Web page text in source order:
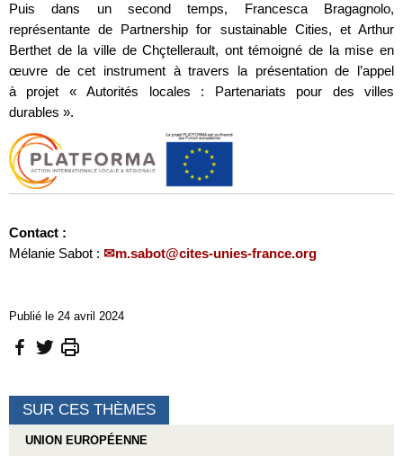
Puis dans un second temps, Francesca Bragagnolo,
représentante de Partnership for sustainable Cities, et Arthur
Berthet de la ville de Chçtellerault, ont témoigné de la mise en
œuvre de cet instrument à travers la présentation de l’appel
à projet « Autorités locales : Partenariats pour des villes
durables ».
Contact :
Mélanie Sabot :
m.sabot@cites-unies-france.org
Publié le 24 avril 2024
SUR CES THÈMES
UNION EUROPÉENNE